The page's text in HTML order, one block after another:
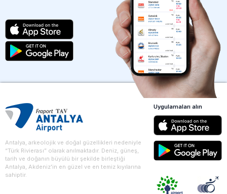
Antalya, arkeolojik ve doğal güzellikleri nedeniyle
“Türk Rivierası” olarak anılmaktadır. Deniz, güneş,
tarih ve doğanın büyülü bir şekilde birleştiği
Antalya, Akdeniz'in en güzel ve en temiz kıyılarına
sahiptir.
Uygulamaları alın